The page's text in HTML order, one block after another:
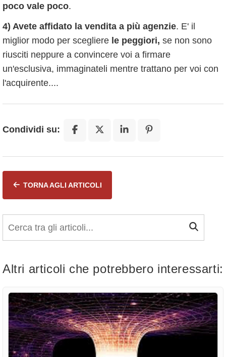
poco vale poco.
4) Avete affidato la vendita a più agenzie. E' il
miglior modo per scegliere le peggiori, se non sono
riusciti neppure a convincere voi a firmare
un'esclusiva, immaginateli mentre trattano per voi con
l'acquirente....
Condividi su:
TORNA AGLI ARTICOLI
Altri articoli che potrebbero interessarti: